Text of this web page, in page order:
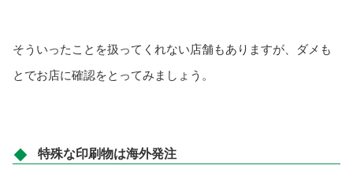
そういったことを扱ってくれない店舗もありますが、ダメも
とでお店に確認をとってみましょう。
特殊な印刷物は海外発注